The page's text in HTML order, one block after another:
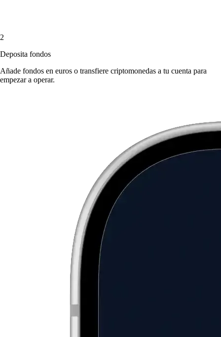
2
Deposita fondos
Añade fondos en euros o transfiere criptomonedas a tu cuenta para
empezar a operar.